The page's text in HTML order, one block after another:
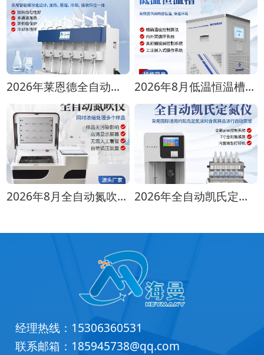
2026年莱恩德全自动蒸馏仪全型号对比选购指南 2026年8月低温恒温槽选购攻略 全生命周期成本对比
2026年8月全自动氮吹仪选购指南：各行业适配方案推荐 2026年全自动凯氏定氮仪选购指南 实验室选型全攻略
经理热线： 15306360531
联系邮箱： 185945738@qq.com